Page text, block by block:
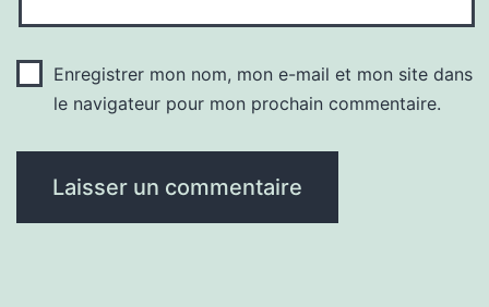
Enregistrer mon nom, mon e-mail et mon site dans
le navigateur pour mon prochain commentaire.